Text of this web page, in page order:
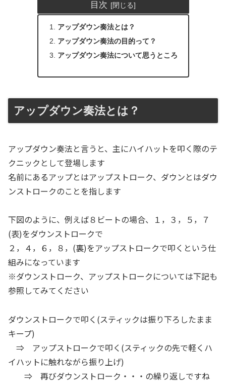
目次
アップダウン奏法とは？
アップダウン奏法の目的って？
アップダウン奏法について思うところ
アップダウン奏法とは？
アップダウン奏法と言うと、主にハイハットを叩く際のテ
クニックとして登場します
名前にあるアップとはアップストローク、ダウンとはダウ
ンストロークのことを指します
下図のように、例えば８ビートの場合、１，３，５，７
(表)をダウンストロークで
２，４，６，８，(裏)をアップストロークで叩くという仕
組みになっています
※ダウンストローク、アップストロークについては下記も
参照してみてください
ダウンストロークで叩く(スティックは振り下ろしたまま
キープ)
⇒ アップストロークで叩く(スティックの先で軽くハ
イハットに触れながら振り上げ)
⇒ 再びダウンストローク・・・の繰り返しですね